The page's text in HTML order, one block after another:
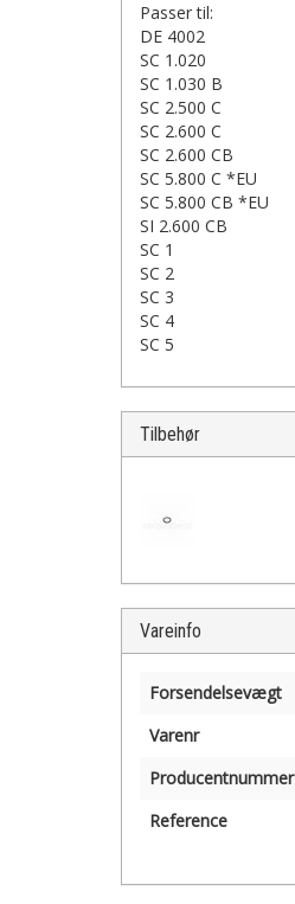
Passer til:
DE 4002
SC 1.020
SC 1.030 B
SC 2.500 C
SC 2.600 C
SC 2.600 CB
SC 5.800 C *EU
SC 5.800 CB *EU
SI 2.600 CB
SC 1
SC 2
SC 3
SC 4
SC 5
Tilbehør
Vareinfo
Forsendelsevægt
Varenr
Producentnummer
Reference